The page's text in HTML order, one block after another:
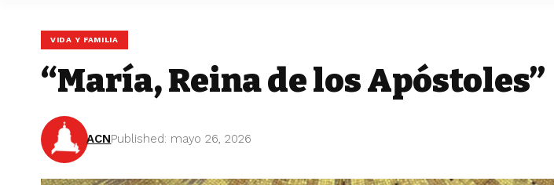
VIDA Y FAMILIA
“María, Reina de los Apóstoles”
ACNPublished: mayo 26, 2026